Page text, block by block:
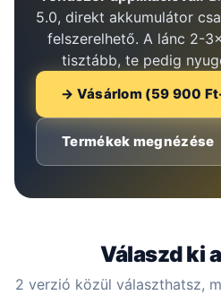
5.0, direkt akkumulátor
felszerelhető. A lánc 2-
tisztább, te pedig
→ Vásárlom (59 900
Termékek megnézése
Válaszd ki
2 verzió közül választhatsz,